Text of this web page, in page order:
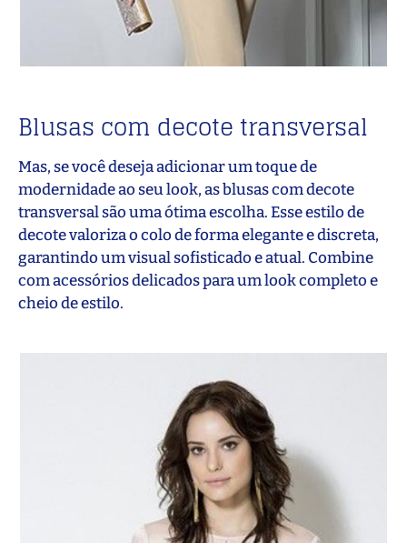
Blusas com decote transversal
Mas, se você deseja adicionar um toque de
modernidade ao seu look, as blusas com decote
transversal são uma ótima escolha. Esse estilo de
decote valoriza o colo de forma elegante e discreta,
garantindo um visual sofisticado e atual. Combine
com acessórios delicados para um look completo e
cheio de estilo.